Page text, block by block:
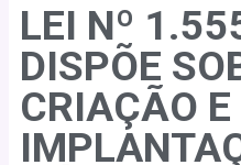
LEI Nº
DISPÕE
CRIAÇÃO E